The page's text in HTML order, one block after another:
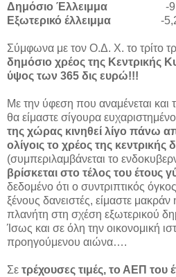
Δημόσιο Έλλειμμα
-
Εξωτερικό έλλειμμα
-
Σύμφωνα με τον Ο.Δ. Χ. το τρίτο
δημόσιο χρέος της Κεντρικής
ύψος των 365 δις ευρώ!!!
Με την ύφεση που αναμένεται και
θα είμαστε σίγουρα
της χώρας κινηθεί λίγο πάνω
ολίγοις το χρέος της κεντρικής
(συμπεριλαμβάνεται το
βρίσκεται στο τέλος του έτους
δεδομένο ότι ο συντριπτικός
ξένους δανειστές, είμαστε
πλανήτη στη σχέση εξωτερικού
Ίσως και σε όλη την οικονομική
προηγούμενου αιώνα….
Σε τρέχουσες τιμές, το ΑΕΠ του